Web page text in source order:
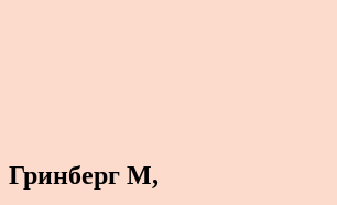
Гринберг М,